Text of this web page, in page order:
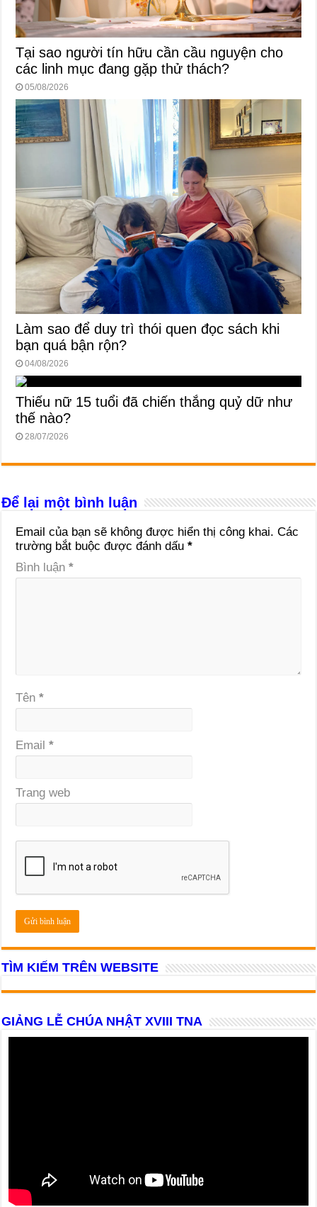
Tại sao người tín hữu cần cầu nguyện cho
các linh mục đang gặp thử thách?
05/08/2026
Làm sao để duy trì thói quen đọc sách khi
bạn quá bận rộn?
04/08/2026
Thiếu nữ 15 tuổi đã chiến thắng quỷ dữ như
thế nào?
28/07/2026
Để lại một bình luận
Email của bạn sẽ không được hiển thị công khai. Các
trường bắt buộc được đánh dấu*
Bình luận*
Tên*
Email*
Trang web
TÌM KIẾM TRÊN WEBSITE
GIẢNG LỄ CHÚA NHẬT XVIII TNA